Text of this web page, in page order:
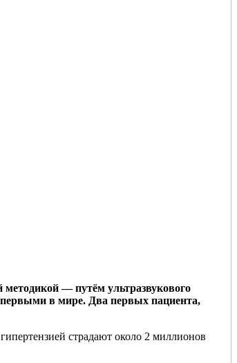
— путём ультразвукового
в мире. Два первых пациента,
страдают около 2 миллионов